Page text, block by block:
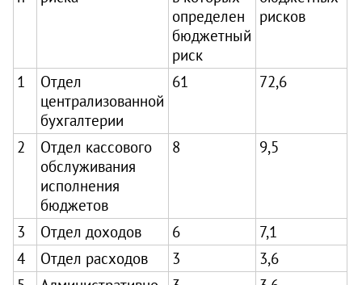
определен
бюджетный
риск
рисков
1
Отдел
централизованной
бухгалтерии
61 72,6
2
Отдел кассового
обслуживания
исполнения
бюджетов
8 9,5
3 Отдел доходов 6
7,1
4
Отдел расходов 3
3,6